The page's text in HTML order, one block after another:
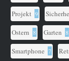
Projekt 9
Ostern 8 Garten 8
Smartphone 7